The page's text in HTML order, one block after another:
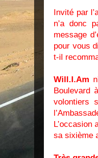
Invité par
n’a donc
message
pour vous
t-il
Will.I.Am
Boulevard
volontiers
L’occasion
sa sixième